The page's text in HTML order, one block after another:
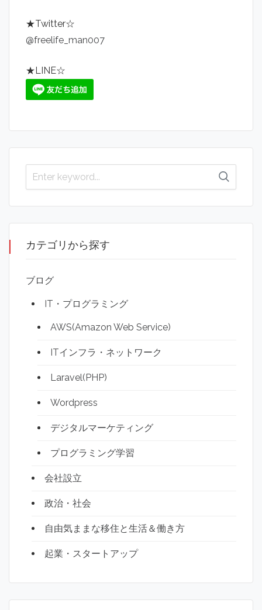
★Twitter☆
@freelife_man007
★LINE☆
カテゴリから探す
ブログ
IT・プログラミング
AWS(Amazon Web Service)
ITインフラ・ネットワーク
Laravel(PHP)
Wordpress
デジタルマーケティング
プログラミング学習
会社設立
政治・社会
自由気ままな移住と生活＆働き方
起業・スタートアップ